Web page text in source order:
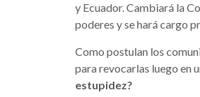
y Ecuador. Cambiará la
poderes y se hará cargo
Como postulan los
para revocarlas luego en
estupidez?